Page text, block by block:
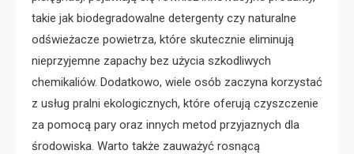
takie jak biodegradowalne detergenty czy naturalne
odświeżacze powietrza, które skutecznie eliminują
nieprzyjemne zapachy bez użycia szkodliwych
chemikaliów. Dodatkowo, wiele osób zaczyna korzystać
z usług pralni ekologicznych, które oferują czyszczenie
za pomocą pary oraz innych metod przyjaznych dla
środowiska. Warto także zauważyć rosnącą